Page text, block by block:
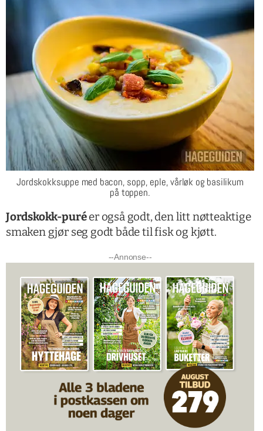
Jordskokksuppe med bacon, sopp, eple, vårløk og basilikum
på toppen.
Jordskokk-puréer også godt, den litt nøtteaktige
smaken gjør seg godt både til fisk og kjøtt.
--Annonse--